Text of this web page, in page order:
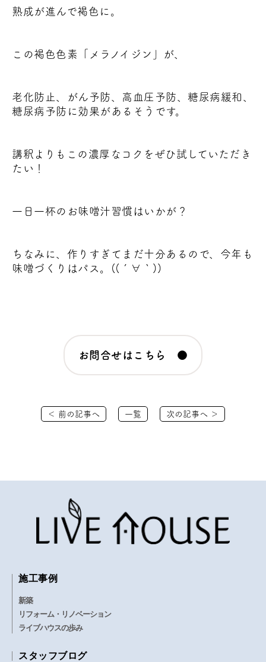
熟成が進んで褐色に。
この褐色色素「メラノイジン」が、
老化防止、がん予防、高血圧予防、糖尿病緩和、
糖尿病予防に効果があるそうです。
講釈よりもこの濃厚なコクをぜひ試していただき
たい！
一日一杯のお味噌汁習慣はいかが？
ちなみに、作りすぎてまだ十分あるので、今年も
味噌づくりはパス。((´∀｀))
お問合せはこちら ●
＜ 前の記事へ 一覧 次の記事へ ＞
施工事例
新築
リフォーム・リノベーション
ライブハウスの歩み
スタッフブログ